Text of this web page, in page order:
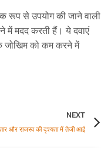
रूप से उपयोग की जाने वाली
में मदद करती हैं। ये दवाएं
जोखिम को कम करने में
NEXT
और राजस्व की दृश्यता में तेजी आई